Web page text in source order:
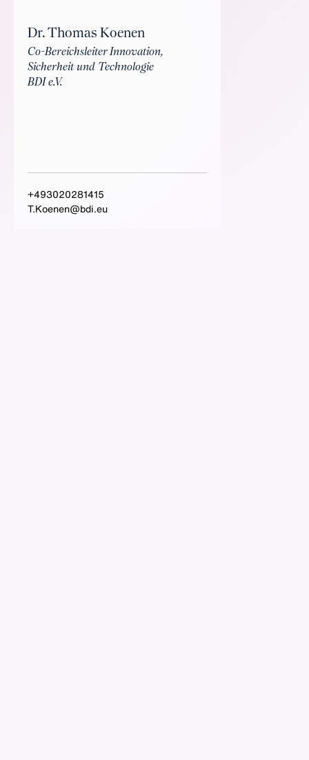
Dr. Thomas Koenen
Co-Bereichsleiter Innovation,
Sicherheit und Technologie
BDI e.V.
+493020281415
T.Koenen@bdi.eu